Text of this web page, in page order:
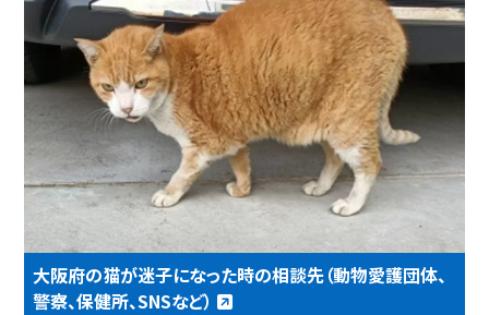
大阪府の猫が迷子になった時の相談先（動物愛護団体、
警察、保健所、SNSなど）